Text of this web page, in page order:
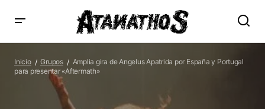
para presentar «Aftermath»
Inicio Grupos
Amplia gira de Angelus Apatrida por España y Portugal
para presentar «Aftermath»